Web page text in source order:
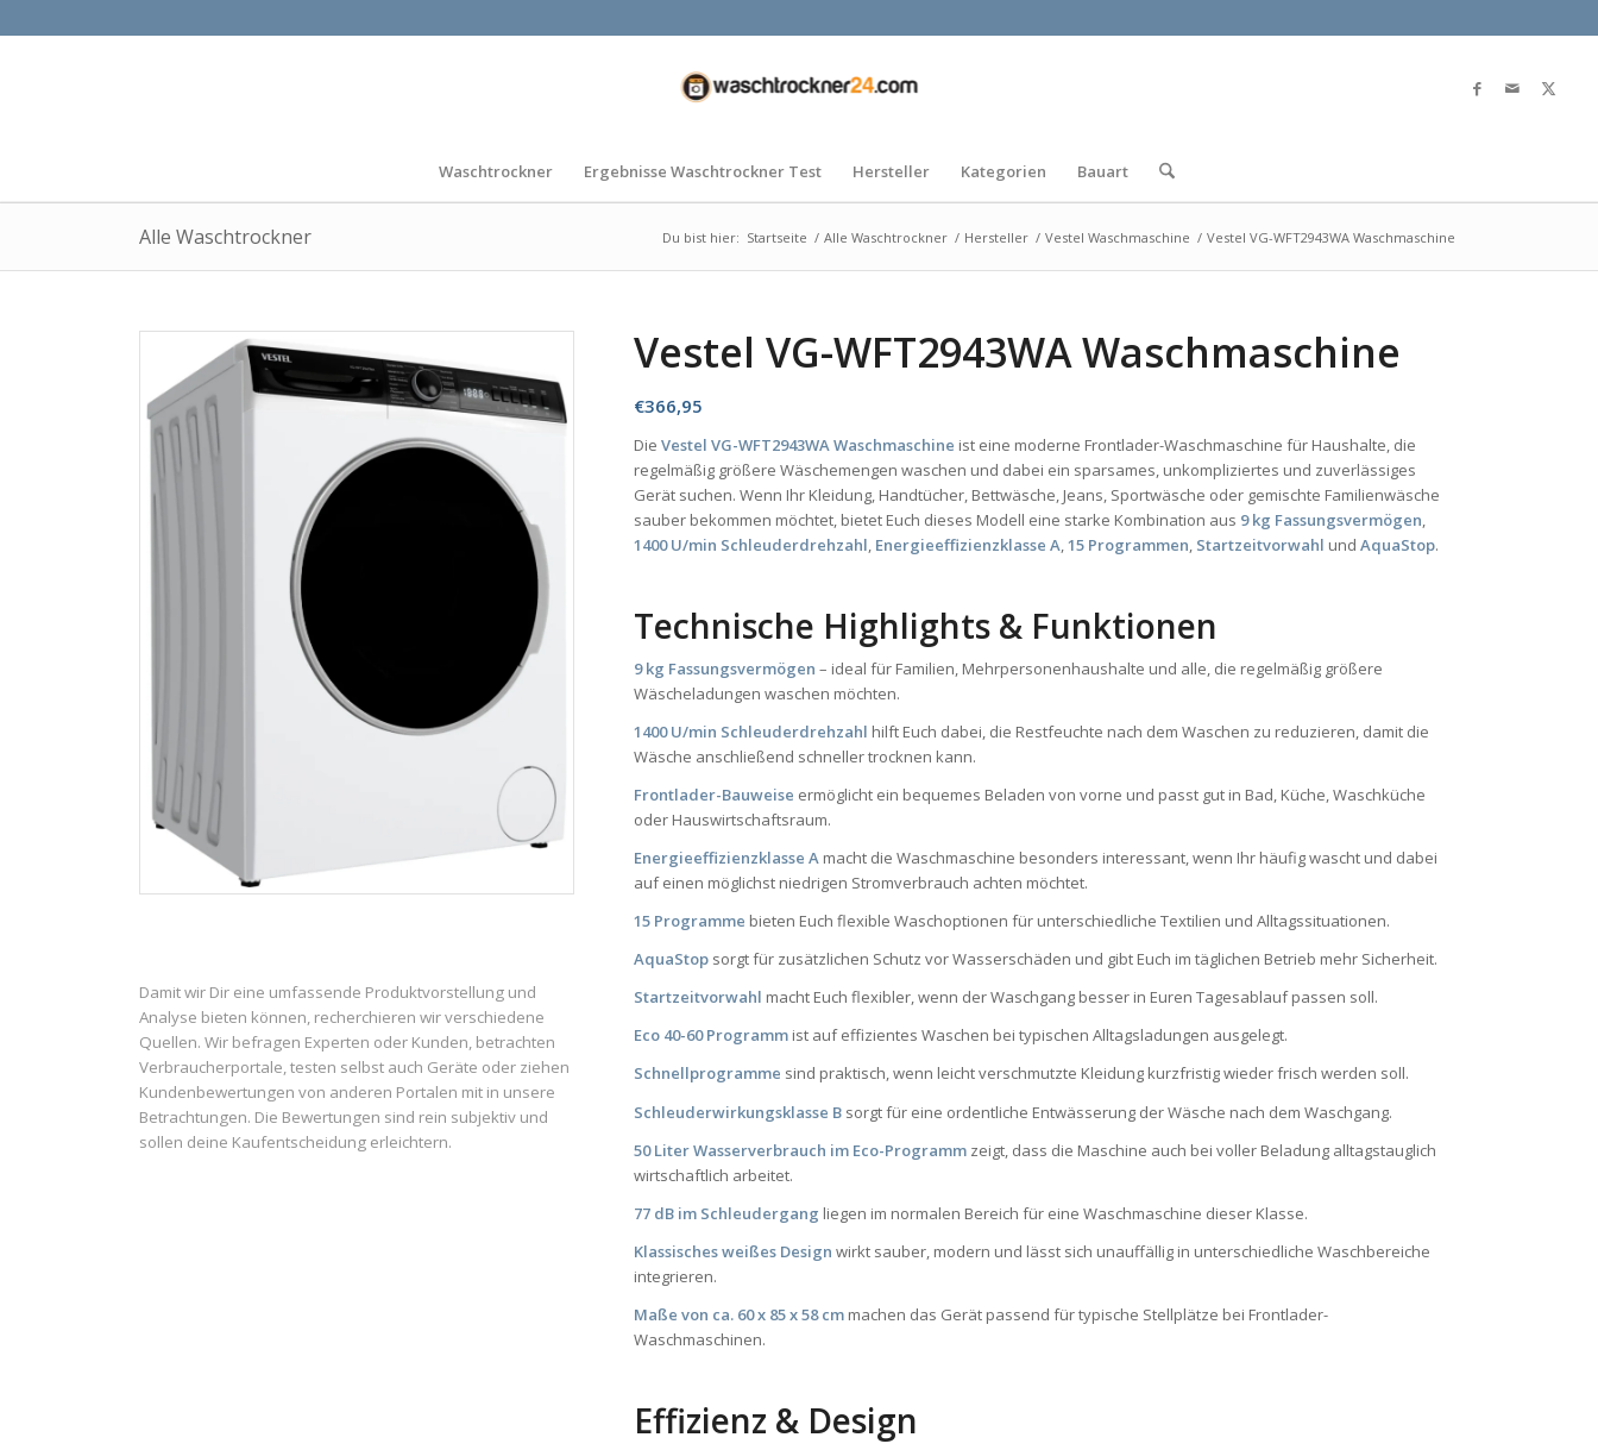
Waschtrockner Ergebnisse Waschtrockner Test Hersteller Kategorien Bauart
Alle Waschtrockner Du bist hier: Startseite / Alle Waschtrockner / Hersteller / Vestel Waschmaschine / Vestel VG-WFT2943WA Waschmaschine
Damit wir Dir eine umfassende Produktvorstellung und
Analyse bieten können, recherchieren wir verschiedene
Quellen. Wir befragen Experten oder Kunden, betrachten
Verbraucherportale, testen selbst auch Geräte oder ziehen
Kundenbewertungen von anderen Portalen mit in unsere
Betrachtungen. Die Bewertungen sind rein subjektiv und
sollen deine Kaufentscheidung erleichtern.
Vestel VG-WFT2943WA Waschmaschine
€366,95
DieVestel VG-WFT2943WA Waschmaschine ist eine moderne Frontlader-Waschmaschine für Haushalte, die
regelmäßig größere Wäschemengen waschen und dabei ein sparsames, unkompliziertes und zuverlässiges
Gerät suchen. Wenn Ihr Kleidung, Handtücher, Bettwäsche, Jeans, Sportwäsche oder gemischte Familienwäsche
sauber bekommen möchtet, bietet Euch dieses Modell eine starke Kombination aus 9 kg Fassungsvermögen,
1400 U/min Schleuderdrehzahl, Energieeffizienzklasse A,15 Programmen, Startzeitvorwahl undAquaStop.
Technische Highlights & Funktionen
9 kg Fassungsvermögen – ideal für Familien, Mehrpersonenhaushalte und alle, die regelmäßig größere
Wäscheladungen waschen möchten.
1400 U/min Schleuderdrehzahl hilft Euch dabei, die Restfeuchte nach dem Waschen zu reduzieren, damit die
Wäsche anschließend schneller trocknen kann.
Frontlader-Bauweise ermöglicht ein bequemes Beladen von vorne und passt gut in Bad, Küche, Waschküche
oder Hauswirtschaftsraum.
Energieeffizienzklasse A macht die Waschmaschine besonders interessant, wenn Ihr häufig wascht und dabei
auf einen möglichst niedrigen Stromverbrauch achten möchtet.
15 Programme bieten Euch flexible Waschoptionen für unterschiedliche Textilien und Alltagssituationen.
AquaStop sorgt für zusätzlichen Schutz vor Wasserschäden und gibt Euch im täglichen Betrieb mehr Sicherheit.
Startzeitvorwahl macht Euch flexibler, wenn der Waschgang besser in Euren Tagesablauf passen soll.
Eco 40-60 Programm ist auf effizientes Waschen bei typischen Alltagsladungen ausgelegt.
Schnellprogramme sind praktisch, wenn leicht verschmutzte Kleidung kurzfristig wieder frisch werden soll.
Schleuderwirkungsklasse B sorgt für eine ordentliche Entwässerung der Wäsche nach dem Waschgang.
50 Liter Wasserverbrauch im Eco-Programm zeigt, dass die Maschine auch bei voller Beladung alltagstauglich
wirtschaftlich arbeitet.
77 dB im Schleudergang liegen im normalen Bereich für eine Waschmaschine dieser Klasse.
Klassisches weißes Design wirkt sauber, modern und lässt sich unauffällig in unterschiedliche Waschbereiche
integrieren.
Maße von ca. 60 x 85 x 58 cm machen das Gerät passend für typische Stellplätze bei Frontlader-
Waschmaschinen.
Effizienz & Design